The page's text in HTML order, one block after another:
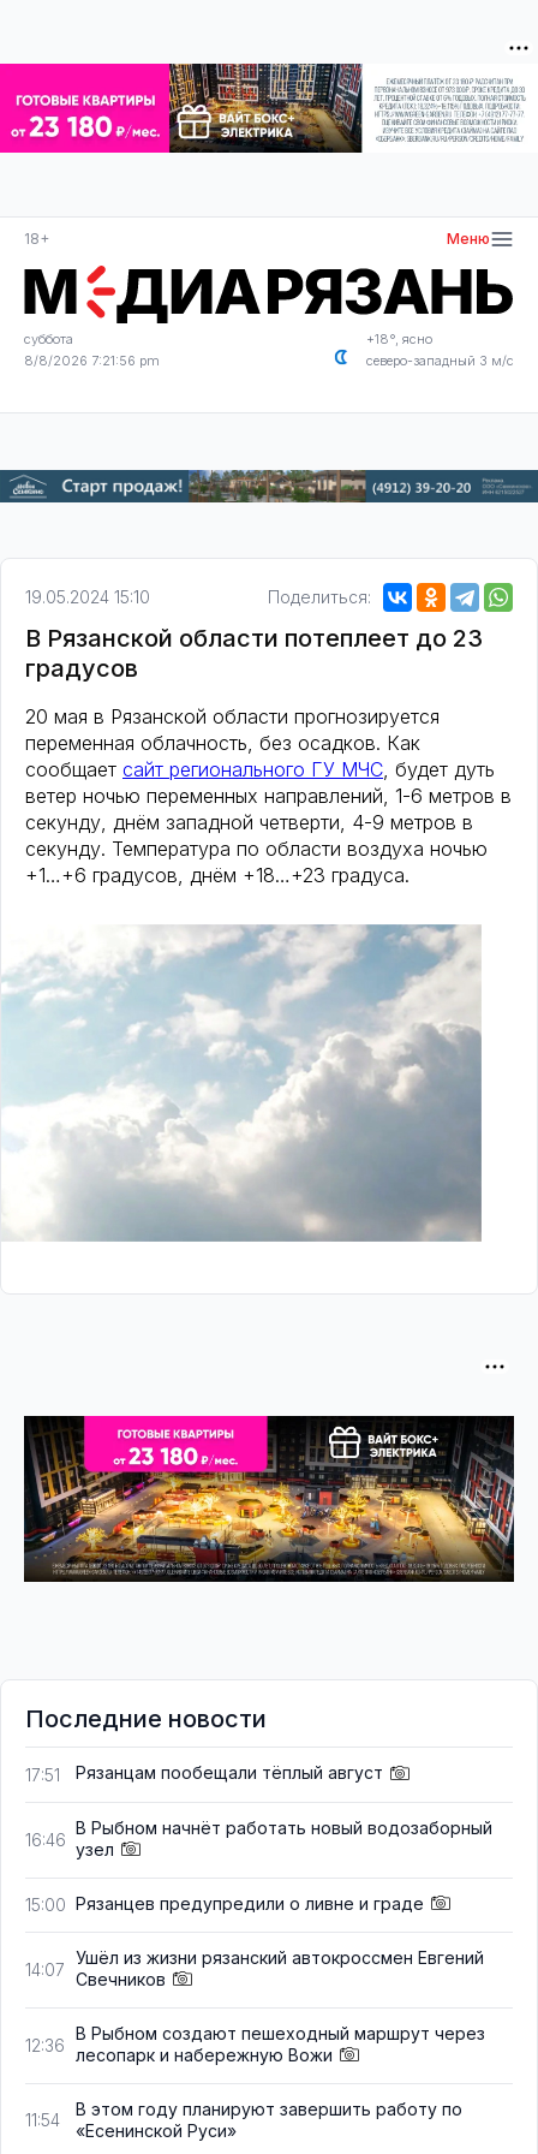
18+ Меню
суббота
8/8/2026 7:21:57 pm
+18°, ясно
северо-западный 3 м/с
19.05.2024 15:10 Поделиться:
В Рязанской области потеплеет до 23
градусов
20 мая в Рязанской области прогнозируется
переменная облачность, без осадков. Как
сообщает сайт регионального ГУ МЧС, будет дуть
ветер ночью переменных направлений, 1-6 метров в
секунду, днём западной четверти, 4-9 метров в
секунду. Температура по области воздуха ночью
+1…+6 градусов, днём +18…+23 градуса.
Последние новости
17:51 Рязанцам пообещали тёплый август
16:46
В Рыбном начнёт работать новый водозаборный
узел
15:00 Рязанцев предупредили о ливне и граде
14:07
Ушёл из жизни рязанский автокроссмен Евгений
Свечников
12:36
В Рыбном создают пешеходный маршрут через
лесопарк и набережную Вожи
11:54
В этом году планируют завершить работу по
«Есенинской Руси»